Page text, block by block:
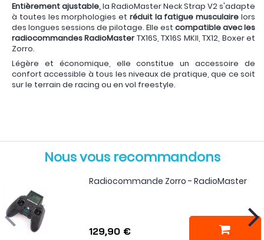
Entièrement ajustable,la RadioMaster Neck Strap V2 s'adapte
à toutes les morphologies et réduit la fatigue musculaire lors
des longues sessions de pilotage. Elle est compatible avec les
radiocommandes RadioMasterTX16S, TX16S MKII, TX12, Boxer et
Zorro.
Légère et économique, elle constitue un accessoire de
confort accessible à tous les niveaux de pratique, que ce soit
sur le terrain de racing ou en vol freestyle.
Nous vous recommandons
Radiocommande Zorro - RadioMaster
129,90 €